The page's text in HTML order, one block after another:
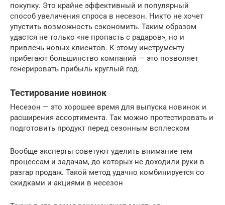
покупку. Это крайне эффективный и популярный
способ увеличения спроса в несезон. Никто не хочет
упустить возможность сэкономить. Таким образом
удастся не только «не пропасть с радаров», но и
привлечь новых клиентов. К этому инструменту
прибегают большинство компаний — это позволяет
генерировать прибыль круглый год.
Тестирование новинок
Несезон — это хорошее время для выпуска новинок и
расширения ассортимента. Так можно протестировать и
подготовить продукт перед сезонным всплеском
Вообще эксперты советуют уделить внимание тем
процессам и задачам, до которых не доходили руки в
разгар продаж. Такой метод удачно комбинируется со
скидками и акциями в несезон